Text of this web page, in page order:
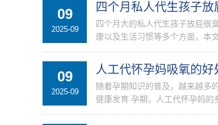
09
2025-09
四个月私人代生孩子放
四个月大的私人代生孩子放屁很
康以及生活习惯等多个方面，本
09
2025-09
人工代怀孕妈吸氧的好
随着孕期知识的普及，越来越多
健康发育 孕期，人工代怀孕妈的